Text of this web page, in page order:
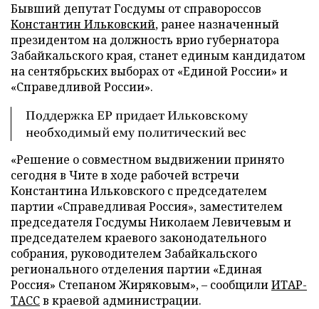
Бывший депутат Госдумы от справороссов
Константин Ильковский, ранее назначенный
президентом на должность врио губернатора
Забайкальского края, станет единым кандидатом
на сентябрьских выборах от «Единой России» и
«Справедливой России».
Поддержка ЕР придает Ильковскому
необходимый ему политический вес
«Решение о совместном выдвижении принято
сегодня в Чите в ходе рабочей встречи
Константина Ильковского с председателем
партии «Справедливая Россия», заместителем
председателя Госдумы Николаем Левичевым и
председателем краевого законодательного
собрания, руководителем Забайкальского
регионального отделения партии «Единая
Россия» Степаном Жиряковым»,– сообщилиИТАР-
ТАССв краевой администрации.